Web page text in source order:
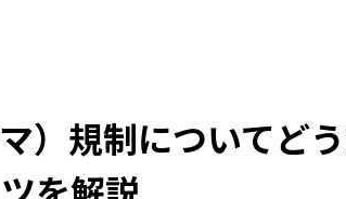
）規制についてど